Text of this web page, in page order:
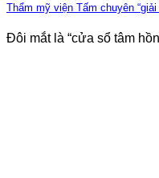
Thẩm mỹ viện Tấm chuyên
Đôi mắt là “cửa sổ tâm